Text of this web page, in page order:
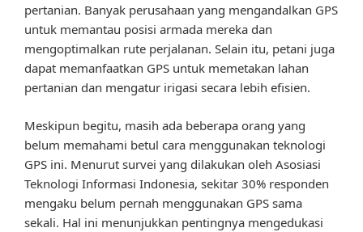
pertanian. Banyak perusahaan yang mengandalkan GPS
untuk memantau posisi armada mereka dan
mengoptimalkan rute perjalanan. Selain itu, petani juga
dapat memanfaatkan GPS untuk memetakan lahan
pertanian dan mengatur irigasi secara lebih efisien.
Meskipun begitu, masih ada beberapa orang yang
belum memahami betul cara menggunakan teknologi
GPS ini. Menurut survei yang dilakukan oleh Asosiasi
Teknologi Informasi Indonesia, sekitar 30% responden
mengaku belum pernah menggunakan GPS sama
sekali. Hal ini menunjukkan pentingnya mengedukasi